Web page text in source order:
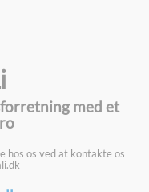
med et
hos os ved at kontakte os